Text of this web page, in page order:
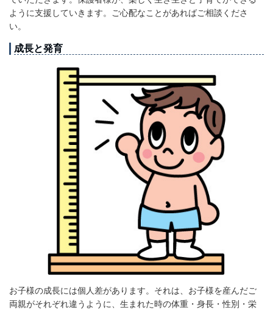
ように支援していきます。ご心配なことがあればご相談くださ
い。
成長と発育
お子様の成長には個人差があります。それは、お子様を産んだご
両親がそれぞれ違うように、生まれた時の体重・身長・性別・栄